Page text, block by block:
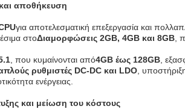
αποθήκευση
για αποτελεσματική επεξεργασία και
στοΔιαμορφώσεις 2GB, 4GB και 8GB ,
, που κυμαίνονται από4GB έως 128GB ,
ρυθμιστές DC-DC και LDO ,
ενέργειας.
και μείωση του κόστους